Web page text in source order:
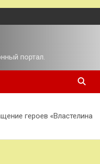
портал.
героев «Властелина